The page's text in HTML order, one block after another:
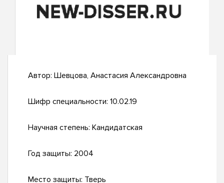
Автор: Шевцова, Анастасия Александровна
Шифр специальности: 10.02.19
Научная степень: Кандидатская
Год защиты: 2004
Место защиты: Тверь